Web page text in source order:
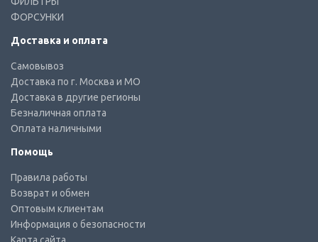
ФОРСУНКИ
Доставка и оплата
Самовывоз
Доставка по г. Москва и МО
Доставка в другие регионы
Безналичная оплата
Оплата наличными
Помощь
Правила работы
Возврат и обмен
Оптовым клиентам
Информация о безопасности